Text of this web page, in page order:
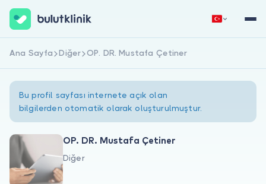
Hakkımızda
Hemen Kaydol Giriş Yap
Ana Sayfa Diğer OP. DR. Mustafa Çetiner
Bu profil sayfası internete açık olan
bilgilerden otomatik olarak oluşturulmuştur.
OP. DR. Mustafa Çetiner
Diğer